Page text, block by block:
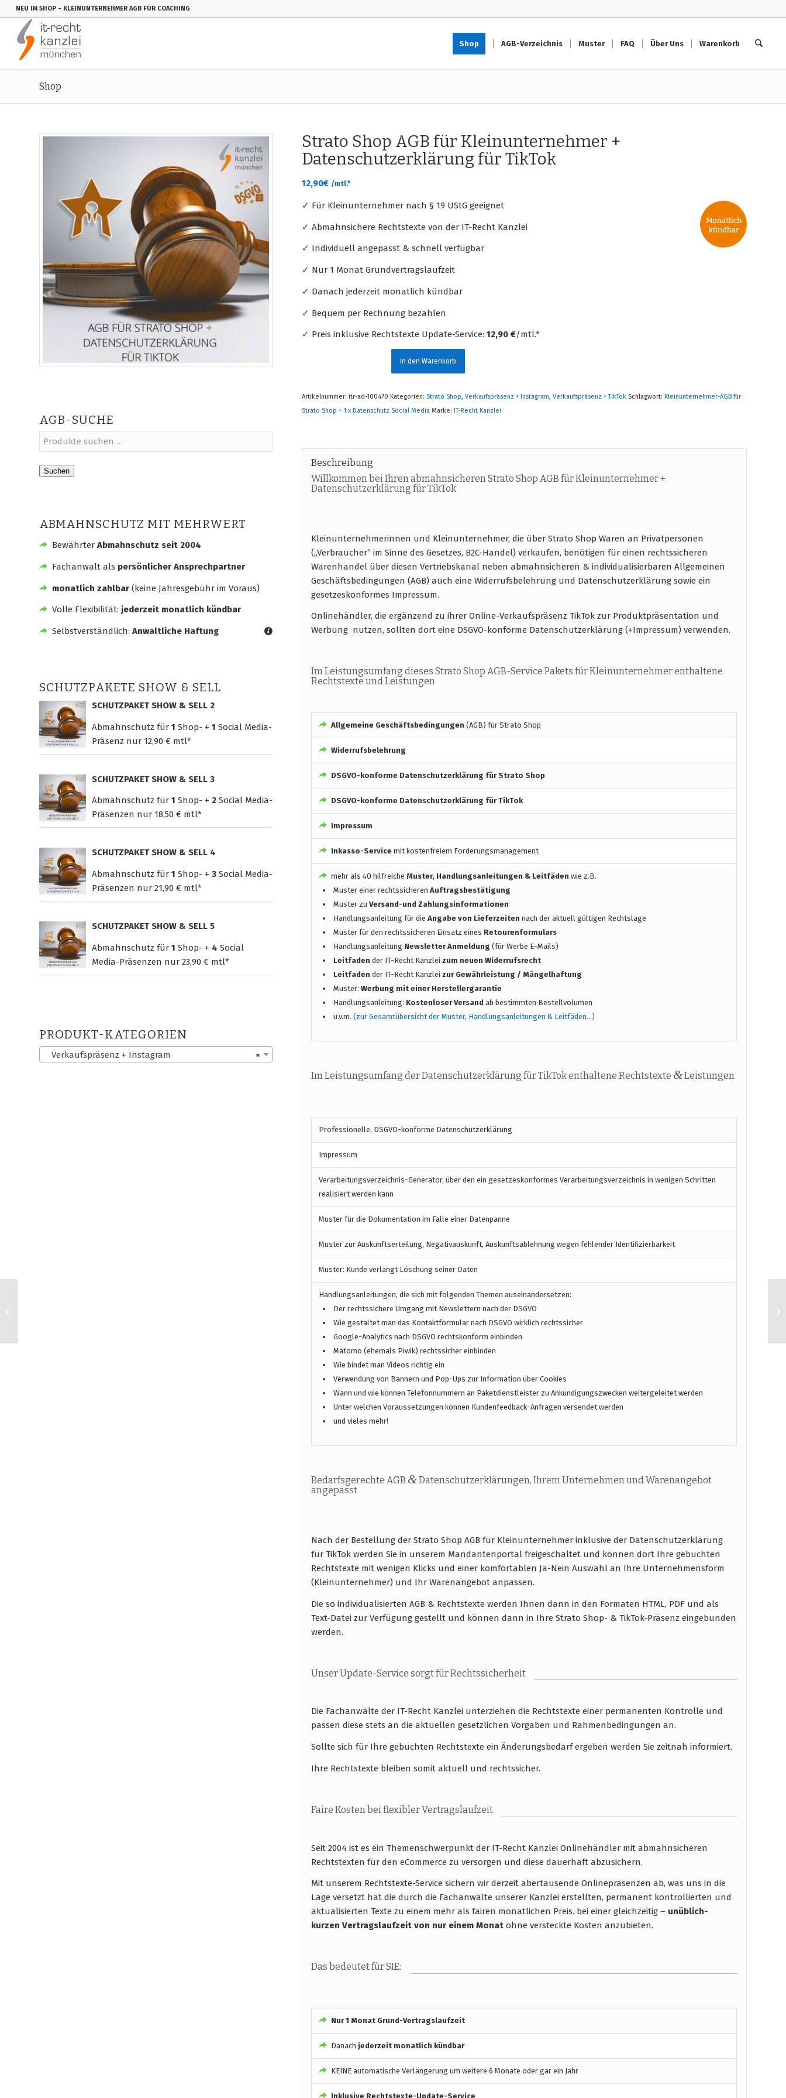
NEU IM SHOP - KLEINUNTERNEHMER AGB FÜR COACHING
Shop AGB-Verzeichnis Muster FAQ Über Uns Warenkorb
Shop
AGB-SUCHE
Suchen
ABMAHNSCHUTZ MIT MEHRWERT
BewährterAbmahnschutz seit 2004
Fachanwalt als persönlicher Ansprechpartner
monatlich zahlbar(keine Jahresgebühr im Voraus)
Volle Flexibilität: jederzeit monatlich kündbar
Selbstverständlich: Anwaltliche Haftung
SCHUTZPAKETE SHOW & SELL
SCHUTZPAKET SHOW & SELL 2
Abmahnschutz für 1 Shop- + 1 Social Media-
Präsenz nur 12,90 € mtl*
SCHUTZPAKET SHOW & SELL 3
Abmahnschutz für 1 Shop- + 2 Social Media-
Präsenzen nur 18,50 € mtl*
SCHUTZPAKET SHOW & SELL 4
Abmahnschutz für 1 Shop- + 3 Social Media-
Präsenzen nur 21,90 € mtl*
SCHUTZPAKET SHOW & SELL 5
Abmahnschutz für 1 Shop- + 4 Social
Media-Präsenzen nur 23,90 € mtl*
PRODUKT-KATEGORIEN
×
Verkaufspräsenz + Instagram
Strato Shop AGB für Kleinunternehmer +
Datenschutzerklärung für TikTok
12,90€ /mtl.*
✓ Für Kleinunternehmer nach § 19 UStG geeignet
✓ Abmahnsichere Rechtstexte von der IT-Recht Kanzlei
✓ Individuell angepasst & schnell verfügbar
✓ Nur 1 Monat Grundvertragslaufzeit
✓ Danach jederzeit monatlich kündbar
✓ Bequem per Rechnung bezahlen
✓ Preis inklusive Rechtstexte Update-Service:12,90 €/mtl.*
In den Warenkorb
Artikelnummer:itr-ad-100470 Kategorien: Strato Shop,Verkaufspräsenz + Instagram,Verkaufspräsenz + TikTok Schlagwort:Kleinunternehmer-AGB für
Strato Shop + 1 x Datenschutz Social Media Marke:IT-Recht Kanzlei
Beschreibung
Willkommen bei Ihren abmahnsicheren Strato Shop AGB für Kleinunternehmer +
Datenschutzerklärung für TikTok
Kleinunternehmerinnen und Kleinunternehmer, die über Strato Shop Waren an Privatpersonen
(„Verbraucher“ im Sinne des Gesetzes, B2C-Handel) verkaufen, benötigen für einen rechtssicheren
Warenhandel über diesen Vertriebskanal neben abmahnsicheren & individualisierbaren Allgemeinen
Geschäftsbedingungen (AGB) auch eine Widerrufsbelehrung und Datenschutzerklärung sowie ein
gesetzeskonformes Impressum.
Onlinehändler, die ergänzend zu ihrer Online-Verkaufspräsenz TikTok zur Produktpräsentation und
Werbung nutzen, sollten dort eine DSGVO-konforme Datenschutzerklärung (+Impressum) verwenden.
Im Leistungsumfang dieses Strato Shop AGB-Service Pakets für Kleinunternehmer enthaltene
Rechtstexte und Leistungen
Allgemeine Geschäftsbedingungen (AGB) für Strato Shop
Widerrufsbelehrung
DSGVO-konforme Datenschutzerklärung für Strato Shop
DSGVO-konforme Datenschutzerklärung für TikTok
Impressum
Inkasso-Service mit kostenfreiem Forderungsmanagement
mehr als 40 hilfreiche Muster, Handlungsanleitungen & Leitfäden wie z.B.
Muster einer rechtssicherenAuftragsbestätigung
Muster zuVersand-und Zahlungsinformationen
Handlungsanleitung für dieAngabe von Lieferzeiten nach der aktuell gültigen Rechtslage
Muster für den rechtssicheren Einsatz eines Retourenformulars
Handlungsanleitung Newsletter Anmeldung(für Werbe E-Mails)
Leitfaden der IT-Recht Kanzleizum neuen Widerrufsrecht
Leitfaden der IT-Recht Kanzleizur Gewährleistung / Mängelhaftung
Muster:Werbung mit einer Herstellergarantie
Handlungsanleitung: Kostenloser Versand ab bestimmten Bestellvolumen
u.v.m.(zur Gesamtübersicht der Muster, Handlungsanleitungen & Leitfäden…)
Im Leistungsumfang der Datenschutzerklärung für TikTok enthaltene Rechtstexte &Leistungen
Professionelle, DSGVO-konforme Datenschutzerklärung
Impressum
Verarbeitungsverzeichnis-Generator, über den ein gesetzeskonformes Verarbeitungsverzeichnis in wenigen Schritten
realisiert werden kann
Muster für die Dokumentation im Falle einer Datenpanne
Muster zur Auskunftserteilung, Negativauskunft, Auskunftsablehnung wegen fehlender Identifizierbarkeit
Muster: Kunde verlangt Löschung seiner Daten
Handlungsanleitungen, die sich mit folgenden Themen auseinandersetzen:
Der rechtssichere Umgang mit Newslettern nach der DSGVO
Wie gestaltet man das Kontaktformular nach DSGVO wirklich rechtssicher
Google-Analytics nach DSGVO rechtskonform einbinden
Matomo (ehemals Piwik) rechtssicher einbinden
Wie bindet man Videos richtig ein
Verwendung von Bannern und Pop-Ups zur Information über Cookies
Wann und wie können Telefonnummern an Paketdienstleister zu Ankündigungszwecken weitergeleitet werden
Unter welchen Voraussetzungen können Kundenfeedback-Anfragen versendet werden
und vieles mehr!
Bedarfsgerechte AGB &Datenschutzerklärungen, Ihrem Unternehmen und Warenangebot
angepasst
Nach der Bestellung der Strato Shop AGB für Kleinunternehmer inklusive der Datenschutzerklärung
für TikTok werden Sie in unserem Mandantenportal freigeschaltet und können dort Ihre gebuchten
Rechtstexte mit wenigen Klicks und einer komfortablen Ja-Nein Auswahl an Ihre Unternehmensform
(Kleinunternehmer) und Ihr Warenangebot anpassen.
Die so individualisierten AGB & Rechtstexte werden Ihnen dann in den Formaten HTML, PDF und als
Text-Datei zur Verfügung gestellt und können dann in Ihre Strato Shop- & TikTok-Präsenz eingebunden
werden.
Unser Update-Service sorgt für Rechtssicherheit
Die Fachanwälte der IT-Recht Kanzlei unterziehen die Rechtstexte einer permanenten Kontrolle und
passen diese stets an die aktuellen gesetzlichen Vorgaben und Rahmenbedingungen an.
Sollte sich für Ihre gebuchten Rechtstexte ein Änderungsbedarf ergeben werden Sie zeitnah informiert.
Ihre Rechtstexte bleiben somit aktuell und rechtssicher.
Faire Kosten bei flexibler Vertragslaufzeit
Seit 2004 ist es ein Themenschwerpunkt der IT-Recht Kanzlei Onlinehändler mit abmahnsicheren
Rechtstexten für den eCommerce zu versorgen und diese dauerhaft abzusichern.
Mit unserem Rechtstexte-Service sichern wir derzeit abertausende Onlinepräsenzen ab, was uns in die
Lage versetzt hat die durch die Fachanwälte unserer Kanzlei erstellten, permanent kontrollierten und
aktualisierten Texte zu einem mehr als fairen monatlichen Preis. bei einer gleichzeitig – unüblich-
kurzen Vertragslaufzeit von nur einem Monatohne versteckte Kosten anzubieten.
Das bedeutet für SIE:
Nur 1 Monat Grund-Vertragslaufzeit
Danach jederzeit monatlich kündbar
KEINE automatische Verlängerung um weitere 6 Monate oder gar ein Jahr
Inklusive Rechtstexte-Update-Service